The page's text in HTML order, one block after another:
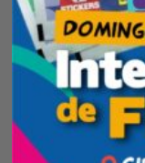
Llamado
a
estudiantes
avanzados
Profesor/a
de
Educación